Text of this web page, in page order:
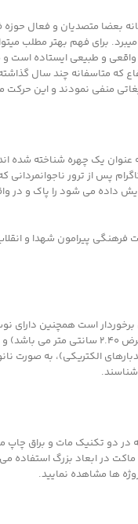
بعضا متصدیان و فعال
برای فهم بهتر مطلب
و طبیعی ایستاده است و
متاسفانه چند سال
منفی نمودند و این حرکت
یک چهره شناخته شده
پس از ترور
داده می شود را پاک و در
پیرامون شهدا و
و سرما از مقاومت بالایی برخوردار باشد.کارتن
الکتریکی)، به صورت
در دو تکنیک مات و براق
در ابعاد بزرگ
ها مشاهده نمایید.